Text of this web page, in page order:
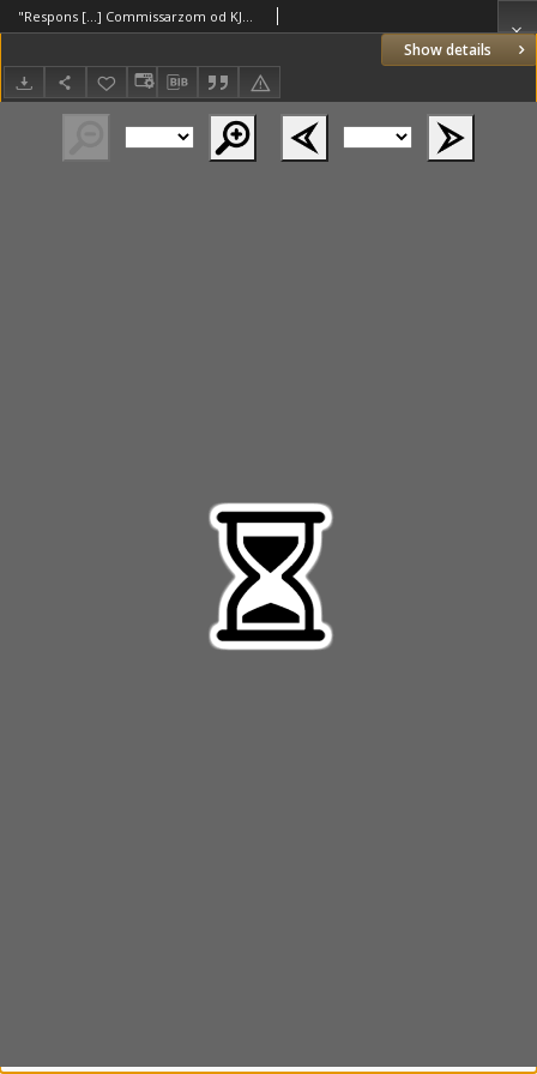
Show details
"Respons [...] Commissarzom od KJM [Zygmunta III] w posrodek nas zasłanym na pewne puncta od woiska stołecznego we Lwowie 13 Juny Roku 1613 dany, [Lwów 14.06.1613]